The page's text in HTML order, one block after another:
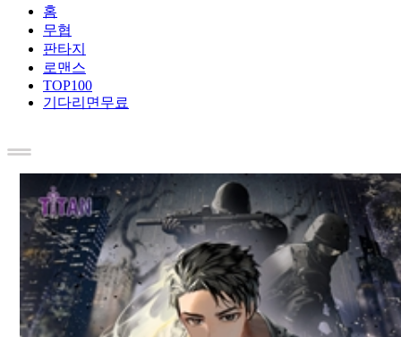
홈
무협
판타지
로맨스
TOP100
기다리면무료